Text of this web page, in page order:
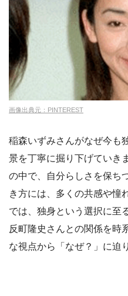
画像出典元：PINTEREST
稲森いずみさんがなぜ今も
景を丁寧に掘り下げていき
の中で、自分らしさを保ち
き方には、多くの共感や憧
では、独身という選択に至
反町隆史さんとの関係を時
な視点から「なぜ？」に迫